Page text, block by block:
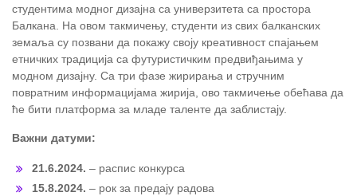
студентима модног дизајна са универзитета са простора
Балкана. На овом такмичењу, студенти из свих балканских
земаља су позвани да покажу своју креативност спајањем
етничких традиција са футуристичким предвиђањима у
модном дизајну. Са три фазе жирирања и стручним
повратним информацијама жирија, ово такмичење обећава да
ће бити платформа за младе таленте да заблистају.
Важни датуми:
21.6.2024. – распис конкурса
15.8.2024. – рок за предају радова